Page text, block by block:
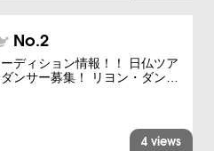
ディション情報！！ 日仏ツア
ンサー募集！ リヨン・ダン…
4 views